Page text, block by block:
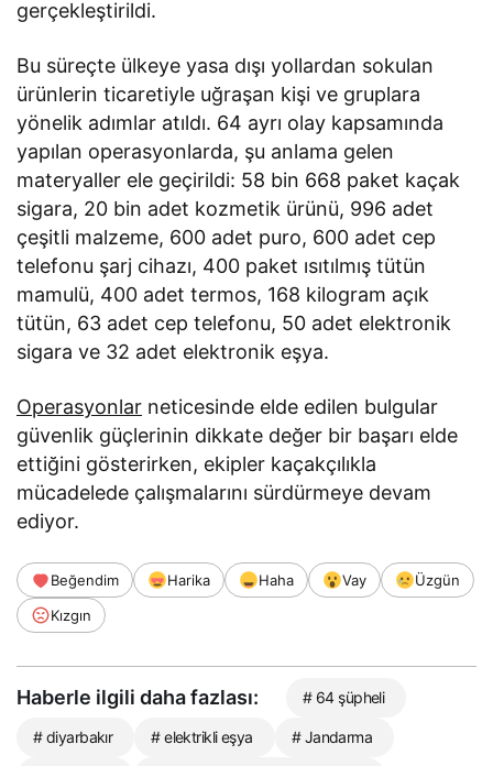
gerçekleştirildi.
Bu süreçte ülkeye yasa dışı yollardan sokulan
ürünlerin ticaretiyle uğraşan kişi ve gruplara
yönelik adımlar atıldı. 64 ayrı olay kapsamında
yapılan operasyonlarda, şu anlama gelen
materyaller ele geçirildi: 58 bin 668 paket kaçak
sigara, 20 bin adet kozmetik ürünü, 996 adet
çeşitli malzeme, 600 adet puro, 600 adet cep
telefonu şarj cihazı, 400 paket ısıtılmış tütün
mamulü, 400 adet termos, 168 kilogram açık
tütün, 63 adet cep telefonu, 50 adet elektronik
sigara ve 32 adet elektronik eşya.
Operasyonlar neticesinde elde edilen bulgular
güvenlik güçlerinin dikkate değer bir başarı elde
ettiğini gösterirken, ekipler kaçakçılıkla
mücadelede çalışmalarını sürdürmeye devam
ediyor.
Beğendim Harika Haha Vay
Üzgün
Kızgın
Haberle ilgili daha fazlası: # 64 şüpheli
# diyarbakır # elektrikli eşya # Jandarma